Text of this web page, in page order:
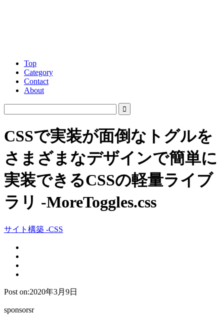
Top
Category
Contact
About
CSSで実装が面倒なトグルを
さまざまなデザインで簡単に
実装できるCSSの軽量ライブ
ラリ -MoreToggles.css
サイト構築 -CSS
Post on:2020年3月9日
sponsorsr